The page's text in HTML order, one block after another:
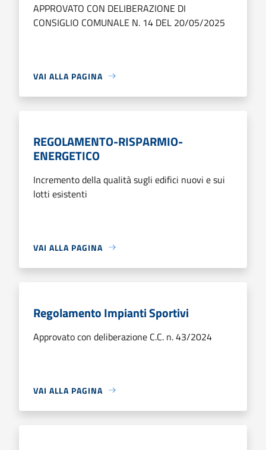
APPROVATO CON DELIBERAZIONE DI
CONSIGLIO COMUNALE N. 14 DEL 20/05/2025
VAI ALLA PAGINA
REGOLAMENTO-RISPARMIO-
ENERGETICO
Incremento della qualità sugli edifici nuovi e sui
lotti esistenti
VAI ALLA PAGINA
Regolamento Impianti Sportivi
Approvato con deliberazione C.C. n. 43/2024
VAI ALLA PAGINA